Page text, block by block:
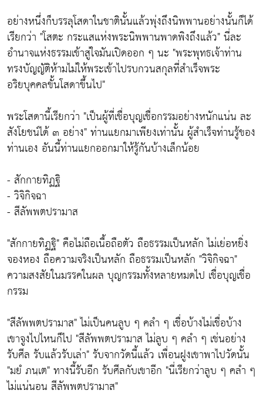
อย่างหนึ่งก็บรรลุโสดาในชาตินั้นแล้วพุ่งถึงนิพพานอย่างนั้นก็ได้
เรียกว่า "โสตะ กระแสแห่งพระนิพพานพาดพิงถึงแล้ว"นี่ละ
อำนาจแห่งธรรมเข้าสู่ใจมันเปิดออก ๆ นะ "พระพุทธเจ้าท่าน
ทรงบัญญัติห้ามไม่ให้พระเข้าไปรบกวนสกุลที่สำเร็จพระ
อริยบุคคลขั้นโสดาขึ้นไป"
พระโสดานี้เรียกว่า "เป็นผู้ที่เชื่อบุญเชื่อกรรมอย่างหนักแน่น ละ
สังโยชน์ได้ ๓ อย่าง"ท่านแยกมาเพียงเท่านั้น ผู้สำเร็จท่านรู้ของ
ท่านเอง อันนี้ท่านแยกออกมาให้รู้กันบ้างเล็กน้อย
- สักกายทิฏฐิ
- วิจิกิจฉา
- สีลัพพตปรามาส
"สักกายทิฏฐิ"คือไม่ถือเนื้อถือตัว ถือธรรมเป็นหลัก ไม่เย่อหยิ่ง
จองหอง ถือความจริงเป็นหลัก ถือธรรมเป็นหลัก "วิจิกิจฉา"
ความสงสัยในมรรคในผล บุญกรรมทั้งหลายหมดไป เชื่อบุญเชื่อ
กรรม
"สีลัพพตปรามาส"ไม่เป็นคนลูบ ๆ คลำ ๆ เชื่อบ้างไม่เชื่อบ้าง
เขาจูงไปไหนก็ไป "สีลัพพตปรามาส ไม่ลูบ ๆ คลำ ๆ เช่นอย่าง
รับศีล รับแล้วรับเล่า"รับจากวัดนี้แล้ว เพื่อนฝูงเขาพาไปวัดนั้น
"มยํ ภนฺเต"ทางนี้รับอีก รับศีลกับเขาอีก "นี่เรียกว่าลูบ ๆ คลำ ๆ
ไม่แน่นอน สีลัพพตปรามาส"